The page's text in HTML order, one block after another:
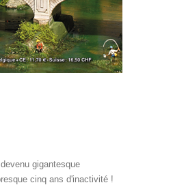
gigantesque
cinq ans d'inactivité !